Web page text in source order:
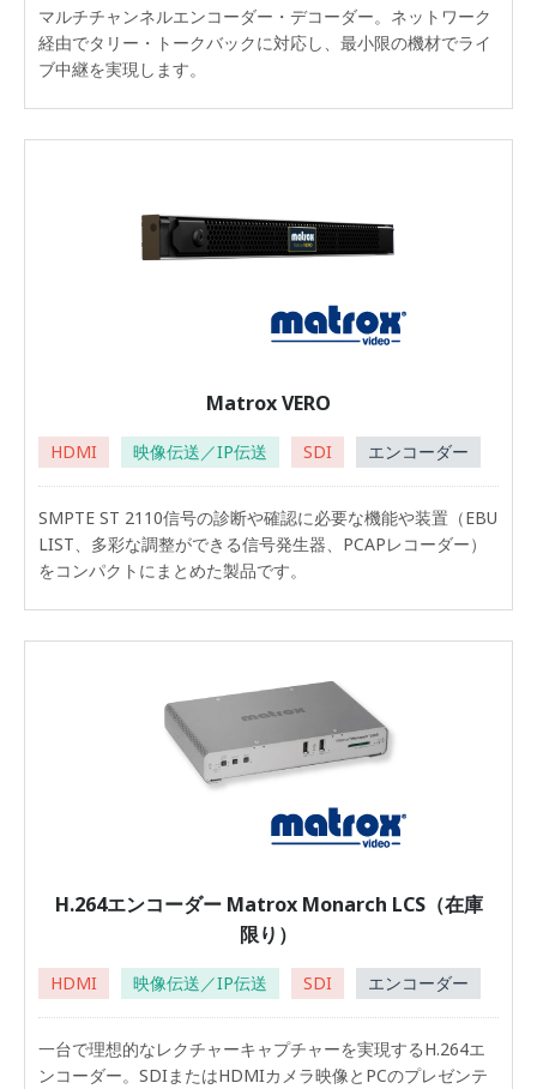
マルチチャンネルエンコーダー・デコーダー。ネットワーク
経由でタリー・トークバックに対応し、最小限の機材でライ
ブ中継を実現します。
Matrox VERO
HDMI 映像伝送／IP伝送 SDI エンコーダー
SMPTE ST 2110信号の診断や確認に必要な機能や装置（EBU
LIST、多彩な調整ができる信号発生器、PCAPレコーダー）
をコンパクトにまとめた製品です。
H.264エンコーダー Matrox Monarch LCS（在庫
限り）
HDMI 映像伝送／IP伝送 SDI エンコーダー
一台で理想的なレクチャーキャプチャーを実現するH.264エ
ンコーダー。SDIまたはHDMIカメラ映像とPCのプレゼンテ